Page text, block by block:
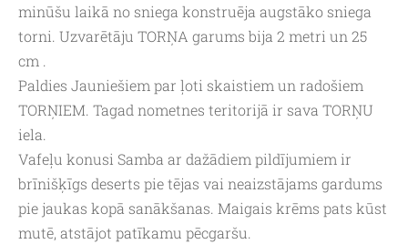
minūšu laikā no sniega konstruēja augstāko sniega
torni. Uzvarētāju TORŅA garums bija 2 metri un 25
cm .
Paldies Jauniešiem par ļoti skaistiem un radošiem
TORŅIEM. Tagad nometnes teritorijā ir sava TORŅU
iela.
Vafeļu konusi Samba ar dažādiem pildījumiem ir
brīnišķīgs deserts pie tējas vai neaizstājams gardums
pie jaukas kopā sanākšanas. Maigais krēms pats kūst
mutē, atstājot patīkamu pēcgaršu.